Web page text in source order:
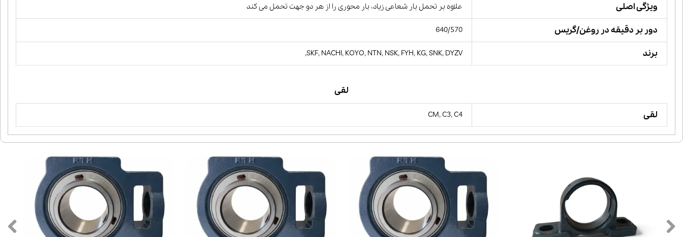
ویژگی اصلی علاوه بر تحمل بار شعاعی زیاد، بار محوری را از هر دو جهت تحمل می کند
دور بر دقیقه در روغن/گریس 640/570
برند SKF, NACHI, KOYO, NTN, NSK, FYH, KG, SNK, DYZV,
لقی
لقی CM, C3, C4